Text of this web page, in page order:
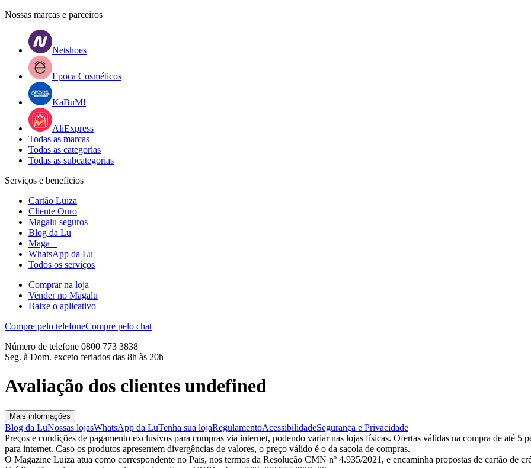
Nossas marcas e parceiros
Netshoes
Epoca Cosméticos
KaBuM!
AliExpress
Todas as marcas
Todas as categorias
Todas as subcategorias
Serviços e benefícios
Cartão Luiza
Cliente Ouro
Magalu seguros
Blog da Lu
Maga +
WhatsApp da Lu
Todos os serviços
Comprar na loja
Vender no Magalu
Baixe o aplicativo
Compre pelo telefoneCompre pelo chat
Número de telefone 0800 773 3838
Seg. à Dom. exceto feriados das 8h às 20h
Avaliação dos clientes undefined
Mais informações
Blog da LuNossas lojasWhatsApp da LuTenha sua lojaRegulamentoAcessibilidadeSegurança e Privacidade
Preços e condições de pagamento exclusivos para compras via internet, podendo variar nas lojas físicas. Ofertas válidas na compra de até 5
para internet. Caso os produtos apresentem divergências de valores, o preço válido é o da sacola de compras.
O Magazine Luiza atua como correspondente no País, nos termos da Resolução CMN nº 4.935/2021, e encaminha propostas de cartão de